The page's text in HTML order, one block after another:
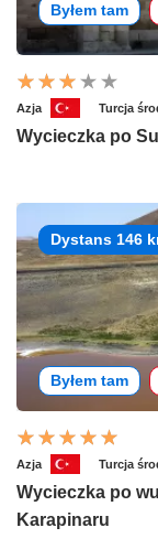
Byłem tam
Azja Turcja
Wycieczka po
Dystans 146
Byłem tam
Azja Turcja
Wycieczka po
Karapinaru